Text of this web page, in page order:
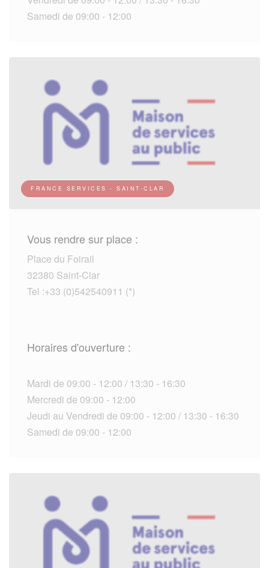
Samedi de 09:00 - 12:00
FRANCE SERVICES - SAINT-CLAR
Vous rendre sur place :
Place du Foirail
32380 Saint-Clar
Tel :+33 (0)542540911 (*)
Horaires d'ouverture :
Mardi de 09:00 - 12:00 / 13:30 - 16:30
Mercredi de 09:00 - 12:00
Jeudi au Vendredi de 09:00 - 12:00 / 13:30 - 16:30
Samedi de 09:00 - 12:00